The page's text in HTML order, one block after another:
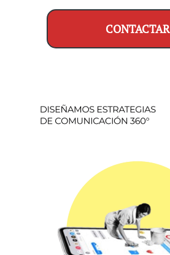
CONTACTAR